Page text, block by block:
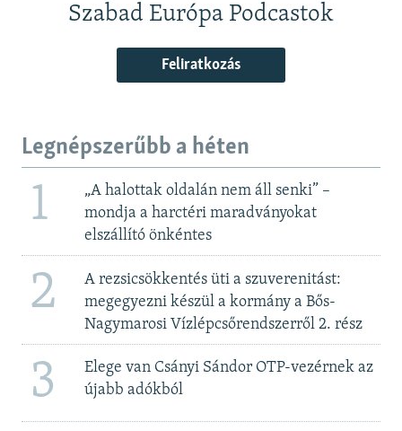
Szabad Európa Podcastok
Feliratkozás
Legnépszerűbb a héten
1
„A halottak oldalán nem áll senki” –
mondja a harctéri maradványokat
elszállító önkéntes
2
A rezsicsökkentés üti a szuverenitást:
megegyezni készül a kormány a Bős-
Nagymarosi Vízlépcsőrendszerről 2. rész
3
Elege van Csányi Sándor OTP-vezérnek az
újabb adókból